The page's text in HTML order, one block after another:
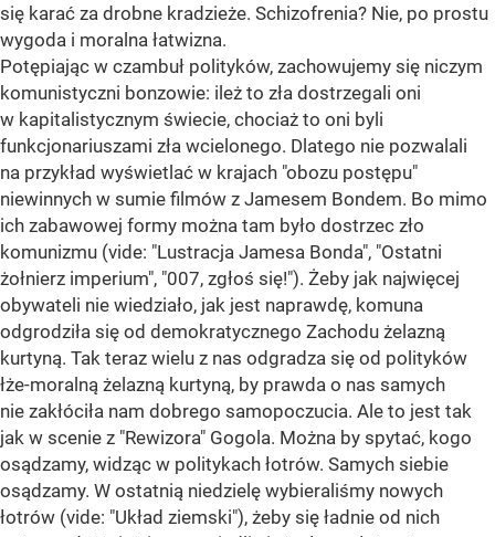
się karać za drobne kradzieże. Schizofrenia? Nie, po prostu
wygoda i moralna łatwizna.
Potępiając w czambuł polityków, zachowujemy się niczym
komunistyczni bonzowie: ileż to zła dostrzegali oni
w kapitalistycznym świecie, chociaż to oni byli
funkcjonariuszami zła wcielonego. Dlatego nie pozwalali
na przykład wyświetlać w krajach "obozu postępu"
niewinnych w sumie filmów z Jamesem Bondem. Bo mimo
ich zabawowej formy można tam było dostrzec zło
komunizmu (vide: "Lustracja Jamesa Bonda", "Ostatni
żołnierz imperium", "007, zgłoś się!"). Żeby jak najwięcej
obywateli nie wiedziało, jak jest naprawdę, komuna
odgrodziła się od demokratycznego Zachodu żelazną
kurtyną. Tak teraz wielu z nas odgradza się od polityków
łże-moralną żelazną kurtyną, by prawda o nas samych
nie zakłóciła nam dobrego samopoczucia. Ale to jest tak
jak w scenie z "Rewizora" Gogola. Można by spytać, kogo
osądzamy, widząc w politykach łotrów. Samych siebie
osądzamy. W ostatnią niedzielę wybieraliśmy nowych
łotrów (vide: "Układ ziemski"), żeby się ładnie od nich